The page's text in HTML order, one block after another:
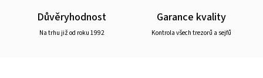
Důvěryhodnost
Na trhu již od roku 1992
Garance kvality
Kontrola všech trezorů a sejfů